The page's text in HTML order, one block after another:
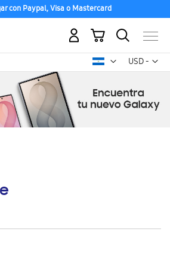
con Paypal, Visa o Mastercard
USD -
dólar
Mi carrito